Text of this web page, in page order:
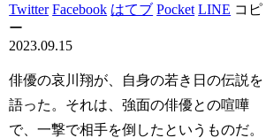
Twitter Facebook はてブ Pocket LINE コピ
ー
2023.09.15
俳優の哀川翔が、自身の若き日の伝説を
語った。それは、強面の俳優との喧嘩
で、一撃で相手を倒したというものだ。